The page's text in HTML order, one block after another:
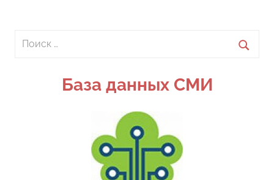
Поиск
База данных СМИ